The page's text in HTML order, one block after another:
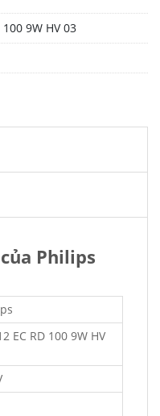
9W HV 03
Philips
EC RD 100 9W HV